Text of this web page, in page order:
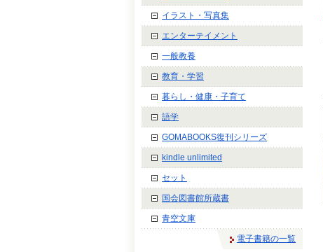
イラスト・写真集
エンターテイメント
一般教養
教育・学習
暮らし・健康・子育て
語学
GOMABOOKS復刊シリーズ
kindle unlimited
セット
国会図書館所蔵書
青空文庫
電子書籍の一覧